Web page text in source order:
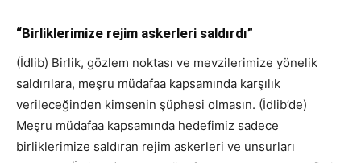
“Birliklerimize rejim askerleri saldırdı”
(İdlib) Birlik, gözlem noktası ve mevzilerimize yönelik
saldırılara, meşru müdafaa kapsamında karşılık
verileceğinden kimsenin şüphesi olmasın. (İdlib’de)
Meşru müdafaa kapsamında hedefimiz sadece
birliklerimize saldıran rejim askerleri ve unsurları